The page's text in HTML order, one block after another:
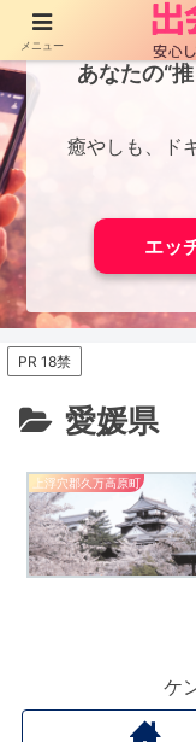
あなたの“
癒やしも、ド
エッ
PR 18禁
愛媛県
上浮穴郡久万高原町
ケ
メニュー